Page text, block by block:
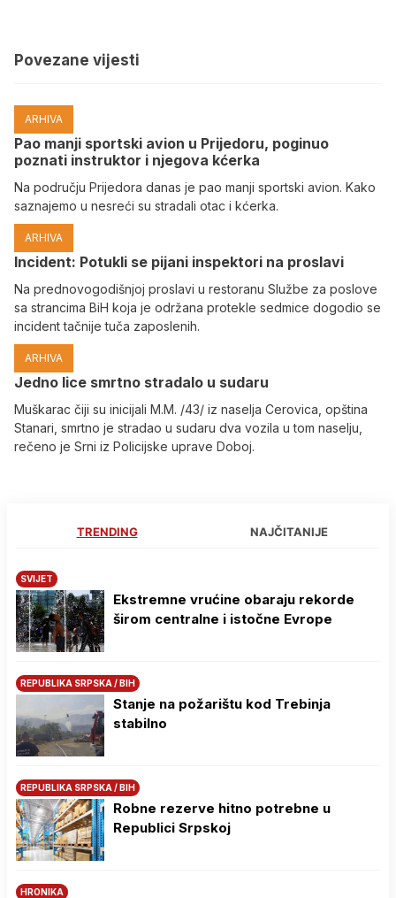
Povezane vijesti
ARHIVA
Pao manji sportski avion u Prijedoru, poginuo
poznati instruktor i njegova kćerka
Na području Prijedora danas je pao manji sportski avion. Kako
saznajemo u nesreći su stradali otac i kćerka.
ARHIVA
Incident: Potukli se pijani inspektori na proslavi
Na prednovogodišnjoj proslavi u restoranu Službe za poslove
sa strancima BiH koja je održana protekle sedmice dogodio se
incident tačnije tuča zaposlenih.
ARHIVA
Јedno lice smrtno stradalo u sudaru
Muškarac čiji su inicijali M.M. /43/ iz naselja Cerovica, opština
Stanari, smrtno je stradao u sudaru dva vozila u tom naselju,
rečeno je Srni iz Policijske uprave Doboj.
TRENDING NAJČITANIJE
SVIJET
Ekstremne vrućine obaraju rekorde
širom centralne i istočne Evrope
REPUBLIKA SRPSKA / BIH
Stanje na požarištu kod Trebinja
stabilno
REPUBLIKA SRPSKA / BIH
Robne rezerve hitno potrebne u
Republici Srpskoj
HRONIKA